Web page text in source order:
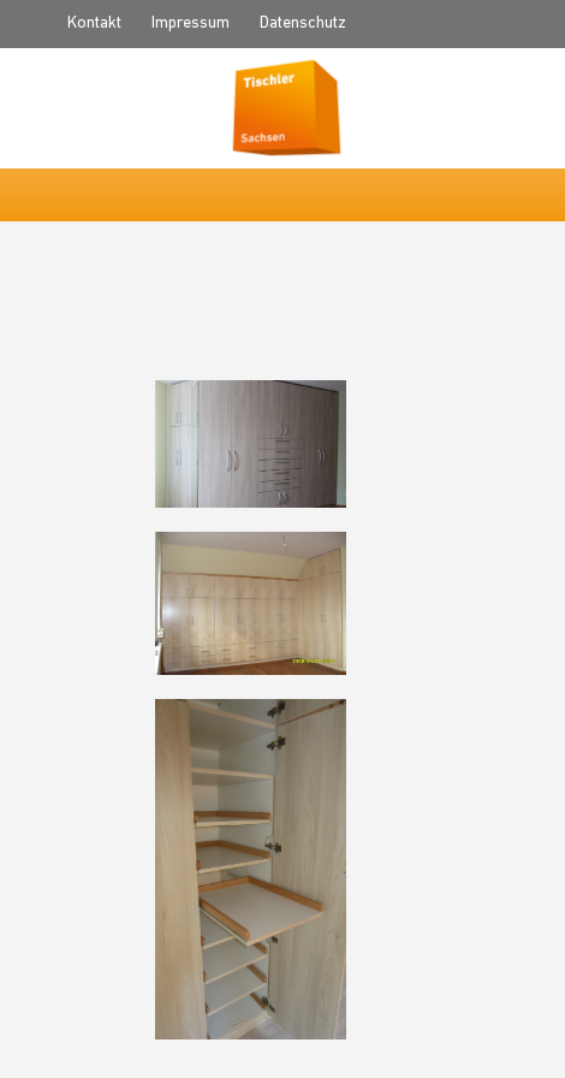
Kontakt Impressum Datenschutz